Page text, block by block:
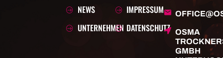
NEWS
UNTERNEHMEN
IMPRESSUM
DATENSCHUTZ
OSMA
GMBH